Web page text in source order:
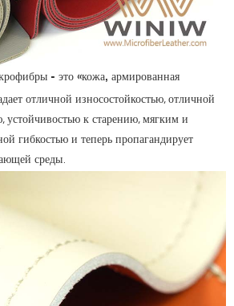
- это «кожа, армированная
отличной износостойкостью, отличной
устойчивостью к старению, мягким и
гибкостью и теперь пропагандирует
среды.